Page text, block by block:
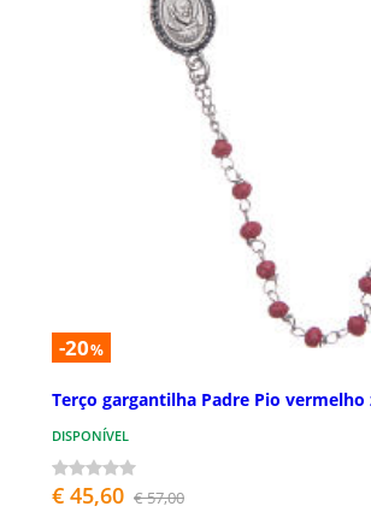
-20%
Terço gargantilha Padre Pio
DISPONÍVEL
€ 45,60 € 57,00